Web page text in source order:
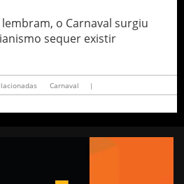
o Carnaval surgiu
sequer existir
Carnaval |